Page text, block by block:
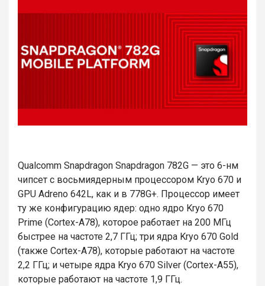
Qualcomm Snapdragon Snapdragon 782G — это 6-нм
чипсет с восьмиядерным процессором Kryo 670 и
GPU Adreno 642L, как и в 778G+. Процессор имеет
ту же конфигурацию ядер: одно ядро Kryo 670
Prime (Cortex-A78), которое работает на 200 МГц
быстрее на частоте 2,7 ГГц; три ядра Kryo 670 Gold
(также Cortex-A78), которые работают на частоте
2,2 ГГц; и четыре ядра Kryo 670 Silver (Cortex-A55),
которые работают на частоте 1,9 ГГц.